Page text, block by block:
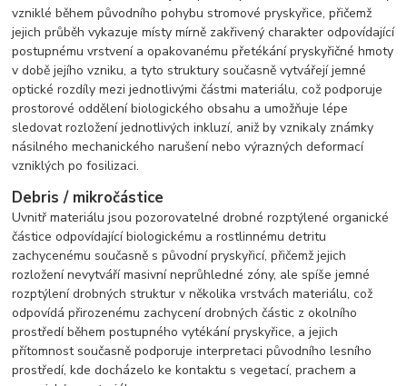
vzniklé během původního pohybu stromové pryskyřice, přičemž
jejich průběh vykazuje místy mírně zakřivený charakter odpovídající
postupnému vrstvení a opakovanému přetékání pryskyřičné hmoty
v době jejího vzniku, a tyto struktury současně vytvářejí jemné
optické rozdíly mezi jednotlivými částmi materiálu, což podporuje
prostorové oddělení biologického obsahu a umožňuje lépe
sledovat rozložení jednotlivých inkluzí, aniž by vznikaly známky
násilného mechanického narušení nebo výrazných deformací
vzniklých po fosilizaci.
Debris / mikročástice
Uvnitř materiálu jsou pozorovatelné drobné rozptýlené organické
částice odpovídající biologickému a rostlinnému detritu
zachycenému současně s původní pryskyřicí, přičemž jejich
rozložení nevytváří masivní neprůhledné zóny, ale spíše jemné
rozptýlení drobných struktur v několika vrstvách materiálu, což
odpovídá přirozenému zachycení drobných částic z okolního
prostředí během postupného vytékání pryskyřice, a jejich
přítomnost současně podporuje interpretaci původního lesního
prostředí, kde docházelo ke kontaktu s vegetací, prachem a